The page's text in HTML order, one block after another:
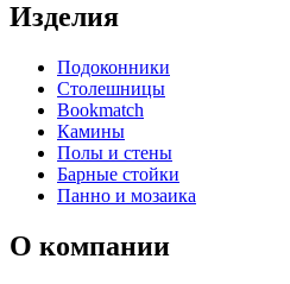
Изделия
Подоконники
Столешницы
Bookmatch
Камины
Полы и стены
Барные стойки
Панно и мозаика
О компании